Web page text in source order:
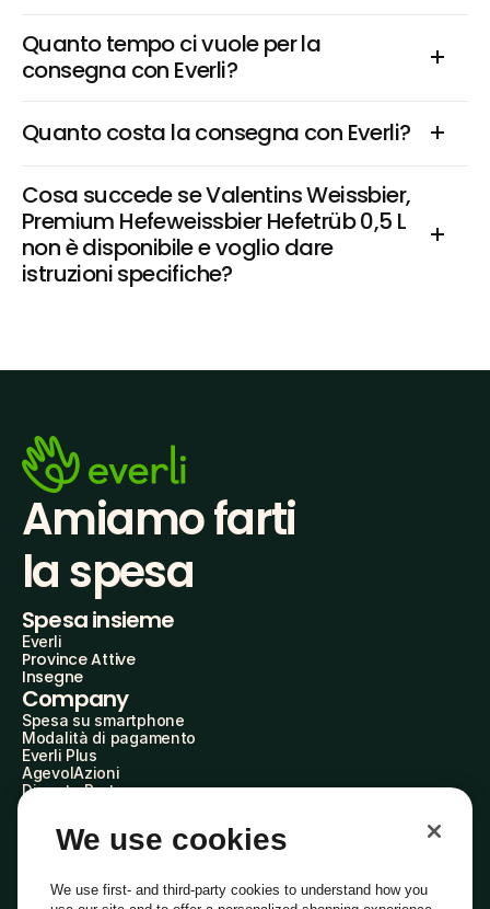
Quanto tempo ci vuole per la
consegna con Everli?
Quanto costa la consegna con Everli?
Cosa succede se Valentins Weissbier,
Premium Hefeweissbier Hefetrüb 0,5 L
non è disponibile e voglio dare
istruzioni specifiche?
Amiamo farti
la spesa
Spesa insieme
Everli
Province Attive
Insegne
Company
Spesa su smartphone
Modalità di pagamento
Everli Plus
AgevolAzioni
Diventa Partner
Everli Shoppers
About Us
Everli News
Domande frequenti
We use cookies
We use first- and third-party cookies to understand how you